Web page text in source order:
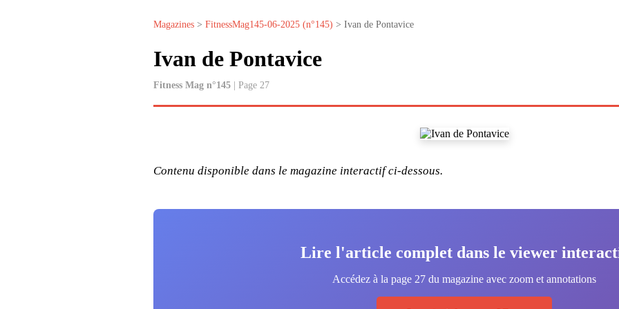
Magazines > FitnessMag145-06-2025 (n°145) > Ivan de Pontavice
Ivan de Pontavice
Fitness Mag n°145 | Page 27
Contenu disponible dans le magazine interactif ci-dessous.
Lire l'article complet dans le viewer
Accédez à la page 27 du magazine avec zoom et annotations